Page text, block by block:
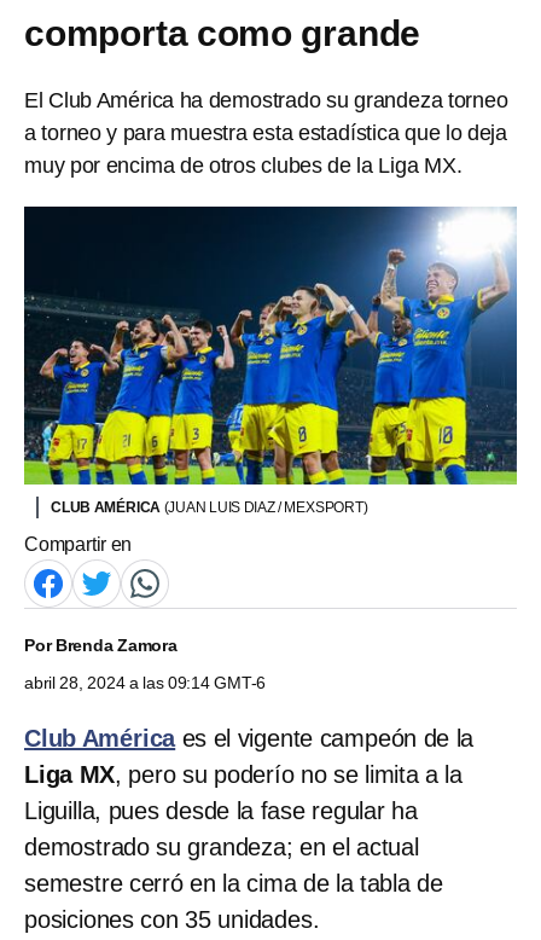
comporta como grande
El Club América ha demostrado su grandeza torneo
a torneo y para muestra esta estadística que lo deja
muy por encima de otros clubes de la Liga MX.
CLUB AMÉRICA (JUAN LUIS DIAZ / MEXSPORT)
Compartir en
PorBrenda Zamora
abril 28, 2024 a las 09:14 GMT-6
Club Américaes el vigente campeón de la
Liga MX, pero su poderío no se limita a la
Liguilla, pues desde la fase regular ha
demostrado su grandeza; en el actual
semestre cerró en la cima de la tabla de
posiciones con 35 unidades.